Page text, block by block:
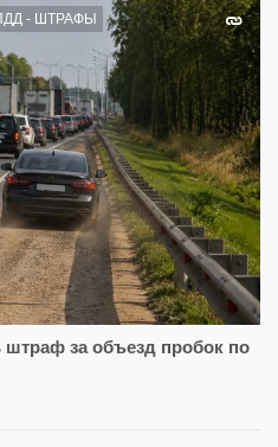
- ШТРАФЫ
за объезд пробок по